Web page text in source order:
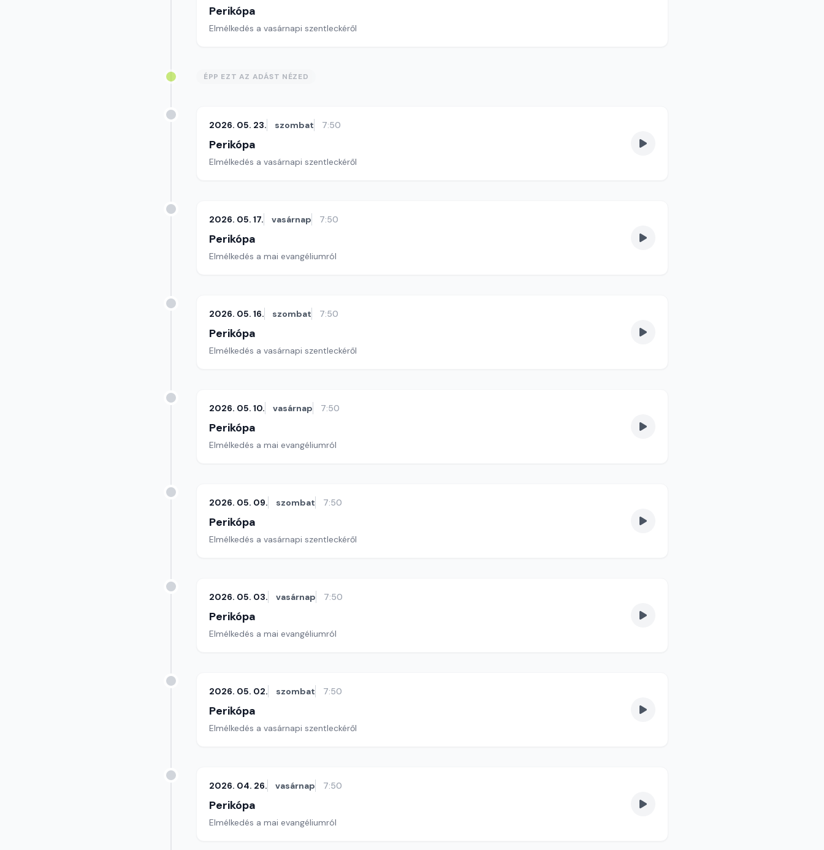
Perikópa
Elmélkedés a vasárnapi szentleckéről
ÉPP EZT AZ ADÁST NÉZED
2026. 05. 23. szombat 7:50
Perikópa
Elmélkedés a vasárnapi szentleckéről
2026. 05. 17. vasárnap 7:50
Perikópa
Elmélkedés a mai evangéliumról
2026. 05. 16. szombat 7:50
Perikópa
Elmélkedés a vasárnapi szentleckéről
2026. 05. 10. vasárnap 7:50
Perikópa
Elmélkedés a mai evangéliumról
2026. 05. 09. szombat 7:50
Perikópa
Elmélkedés a vasárnapi szentleckéről
2026. 05. 03. vasárnap 7:50
Perikópa
Elmélkedés a mai evangéliumról
2026. 05. 02. szombat 7:50
Perikópa
Elmélkedés a vasárnapi szentleckéről
2026. 04. 26. vasárnap 7:50
Perikópa
Elmélkedés a mai evangéliumról